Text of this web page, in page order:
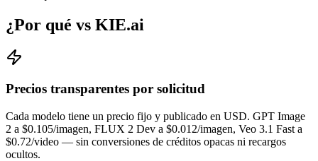
¿Por qué vs KIE.ai
Precios transparentes por solicitud
Cada modelo tiene un precio fijo y publicado en USD. GPT Image
2 a $0.105/imagen, FLUX 2 Dev a $0.012/imagen, Veo 3.1 Fast a
$0.72/video — sin conversiones de créditos opacas ni recargos
ocultos.